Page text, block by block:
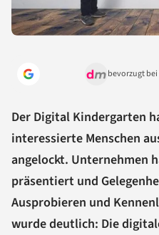
bevorzugt
Der Digital Kindergarten
interessierte Menschen
angelockt. Unternehmen
präsentiert und
Ausprobieren und
wurde deutlich: Die